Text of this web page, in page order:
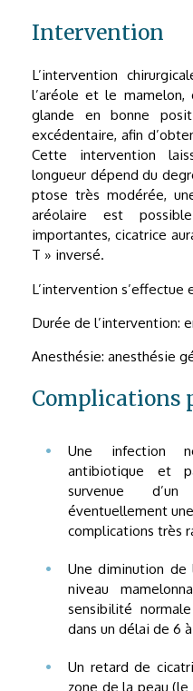
Intervention
L’intervention
l’aréole et le
glande en bonne
excédentaire, afin
Cette intervention
longueur dépend du
ptose très modérée,
aréolaire est
importantes, cicatrice
T » inversé.
L’intervention s’effectue
Durée de l’intervention:
Anesthésie: anesthésie
Complications
Une infection
antibiotique et
survenue
éventuellement
complications très
Une diminution de
niveau
sensibilité
dans un délai de 6
Un retard de
zone de la peau